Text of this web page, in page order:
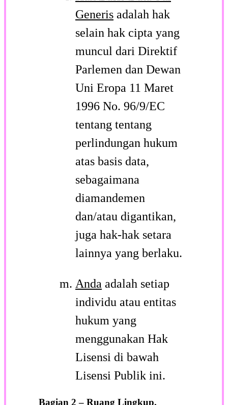
Generis adalah hak
selain hak cipta yang
muncul dari Direktif
Parlemen dan Dewan
Uni Eropa 11 Maret
1996 No. 96/9/EC
tentang tentang
perlindungan hukum
atas basis data,
sebagaimana
diamandemen
dan/atau digantikan,
juga hak-hak setara
lainnya yang berlaku.
Anda adalah setiap
individu atau entitas
hukum yang
menggunakan Hak
Lisensi di bawah
Lisensi Publik ini.
Bagian 2 – Ruang Lingkup.